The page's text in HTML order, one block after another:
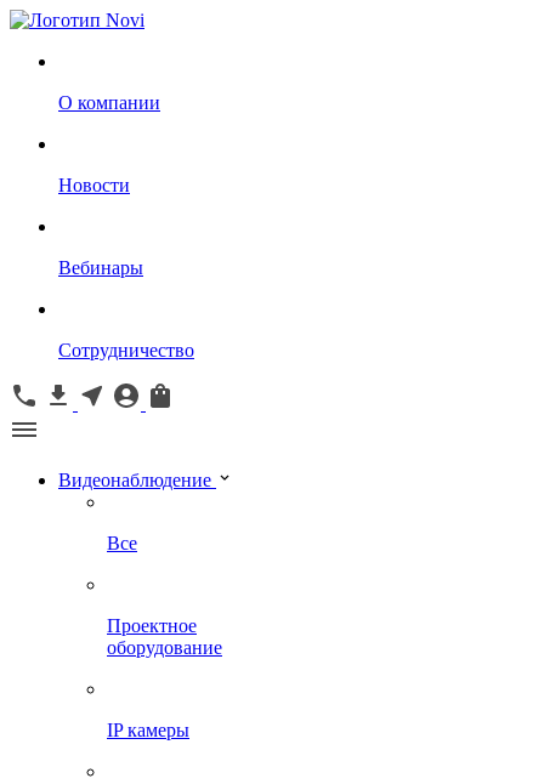
О компании
Новости
Вебинары
Сотрудничество
Видеонаблюдение
Все
Проектное
оборудование
IP камеры